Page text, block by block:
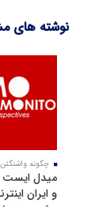
نوشته های
چگونه
میدل ایست
و ایران